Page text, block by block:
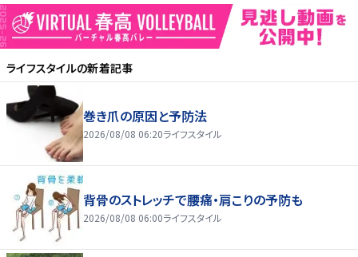
ライフスタイルの新着記事
巻き爪の原因と予防法
2026/08/08 06:20ライフスタイル
背骨のストレッチで腰痛・肩こりの予防も
2026/08/08 06:00ライフスタイル